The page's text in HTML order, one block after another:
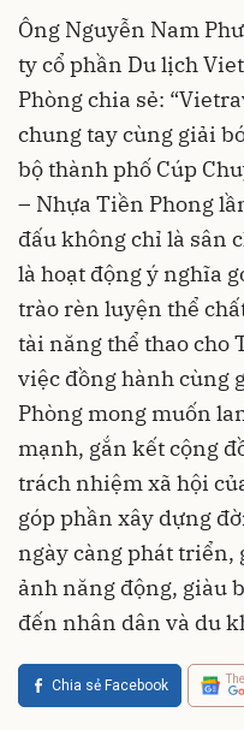
Ông Nguyễn Nam
ty cổ phần Du lịch
Phòng chia sẻ:
chung tay cùng giải
bộ thành phố Cúp
– Nhựa Tiền Phong
đấu không chỉ là sân
là hoạt động ý nghĩa
trào rèn luyện thể
tài năng thể thao cho
việc đồng hành cùng
Phòng mong muốn
mạnh, gắn kết cộng
trách nhiệm xã hội
góp phần xây dựng
ngày càng phát triển,
ảnh năng động, giàu
đến nhân dân và du
Chia sẻ Facebook